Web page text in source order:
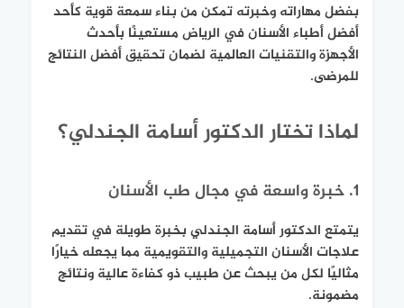
بفضل مهاراته وخبرته تمكن من بناء سمعة قوية كأحد
أفضل أطباء الأسنان في الرياض مستعينًا بأحدث
الأجهزة والتقنيات العالمية لضمان تحقيق أفضل النتائج
للمرضى.
لماذا تختار الدكتور أسامة الجندلي؟
1. خبرة واسعة في مجال طب الأسنان
يتمتع الدكتور أسامة الجندلي بخبرة طويلة في تقديم
علاجات الأسنان التجميلية والتقويمية مما يجعله خيارًا
مثاليًا لكل من يبحث عن طبيب ذو كفاءة عالية ونتائج
مضمونة.